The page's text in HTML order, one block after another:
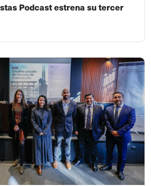
Podcast estrena su tercer